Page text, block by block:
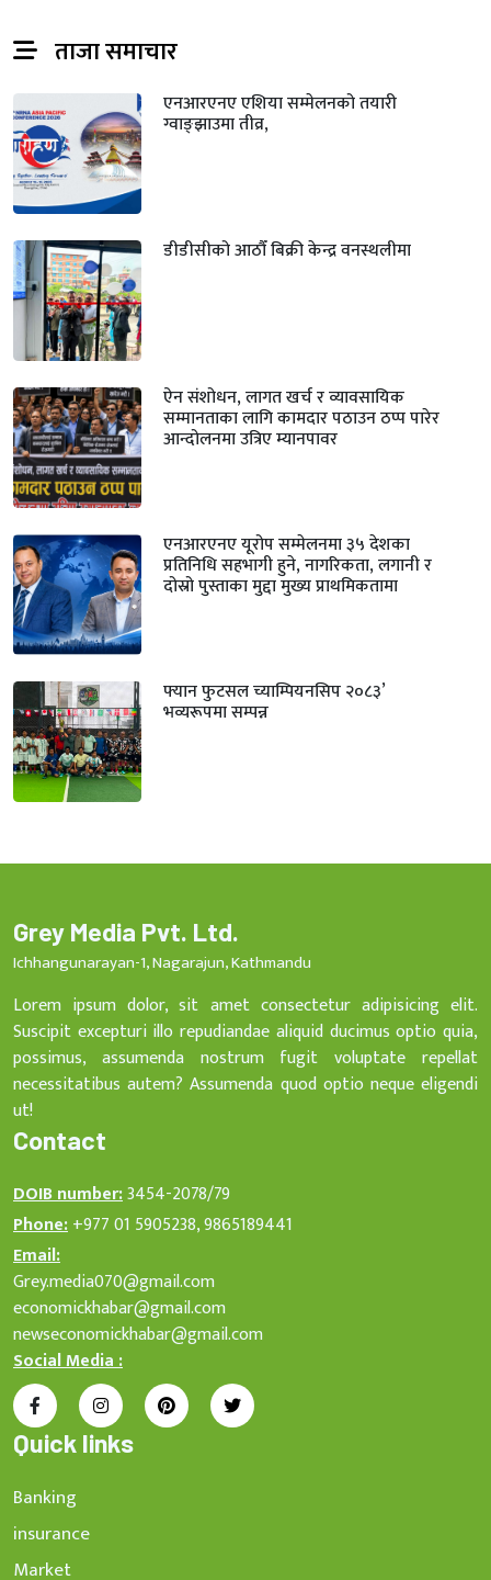
ताजा समाचार
एनआरएनए एशिया सम्मेलनको तयारी
ग्वाङ्झाउमा तीव्र,
डीडीसीको आठौँ बिक्री केन्द्र वनस्थलीमा
ऐन संशोधन, लागत खर्च र व्यावसायिक
सम्मानताका लागि कामदार पठाउन ठप्प पारेर
आन्दोलनमा उत्रिए म्यानपावर
एनआरएनए यूरोप सम्मेलनमा ३५ देशका
प्रतिनिधि सहभागी हुने, नागरिकता, लगानी र
दोस्रो पुस्ताका मुद्दा मुख्य प्राथमिकतामा
फ्यान फुटसल च्याम्पियनसिप २०८३’
भव्यरूपमा सम्पन्न
Grey Media Pvt. Ltd.
Ichhangunarayan-1, Nagarajun, Kathmandu
Lorem ipsum dolor, sit amet consectetur adipisicing elit.
Suscipit excepturi illo repudiandae aliquid ducimus optio quia,
possimus, assumenda nostrum fugit voluptate repellat
necessitatibus autem? Assumenda quod optio neque eligendi
ut!
Contact
DOIB number:3454-2078/79
Phone:+977 01 5905238, 9865189441
Email:
Grey.media070@gmail.com
economickhabar@gmail.com
newseconomickhabar@gmail.com
Social Media :
Quick links
Banking
insurance
Market